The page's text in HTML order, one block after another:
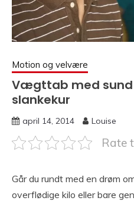
Motion og velvære
Vægttab med
slankekur
april 14, 2014 Louise
Rate
Går du rundt med en drøm
overflødige kilo eller bare